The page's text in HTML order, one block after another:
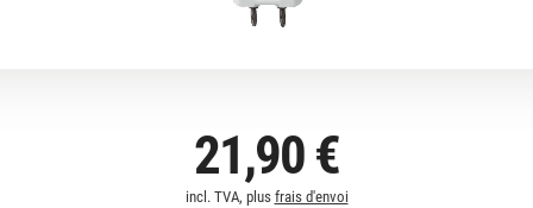
21,90 €
incl. TVA, plus frais d'envoi